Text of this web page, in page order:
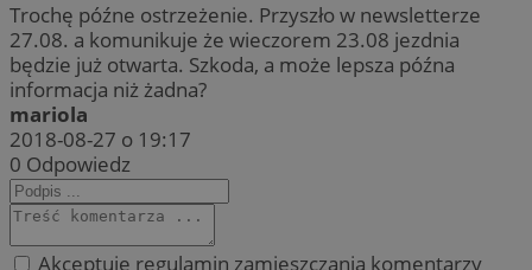
Trochę późne ostrzeżenie. Przyszło w newsletterze
27.08. a komunikuje że wieczorem 23.08 jezdnia
będzie już otwarta. Szkoda, a może lepsza późna
informacja niż żadna?
mariola
2018-08-27 o 19:17
0 Odpowiedz
Akceptuję regulamin zamieszczania komentarzy